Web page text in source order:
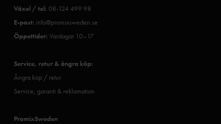
Växel / tel: 08-124 499 98
E-post: info@promixsweden.se
Öppettider: Vardagar 10–17
Service, retur & ångra köp:
Ångra köp / retur
Service, garanti & reklamation
PromixSweden